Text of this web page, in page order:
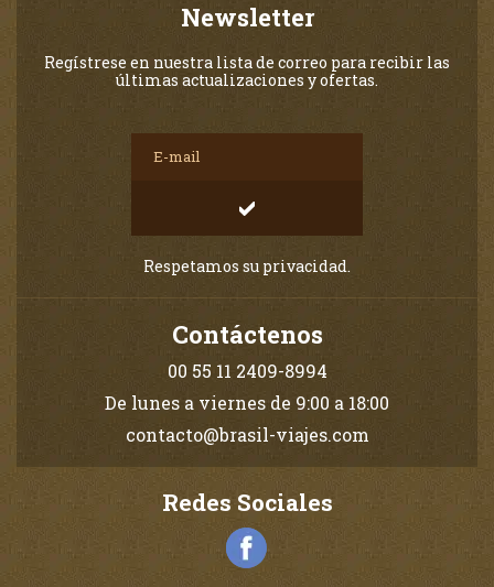
Newsletter
Regístrese en nuestra lista de correo para recibir las
últimas actualizaciones y ofertas.
Respetamos su privacidad.
Contáctenos
00 55 11 2409-8994
De lunes a viernes de 9:00 a 18:00
contacto@brasil-viajes.com
Redes Sociales